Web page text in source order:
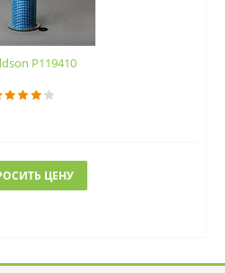
P119410
ЦЕНУ